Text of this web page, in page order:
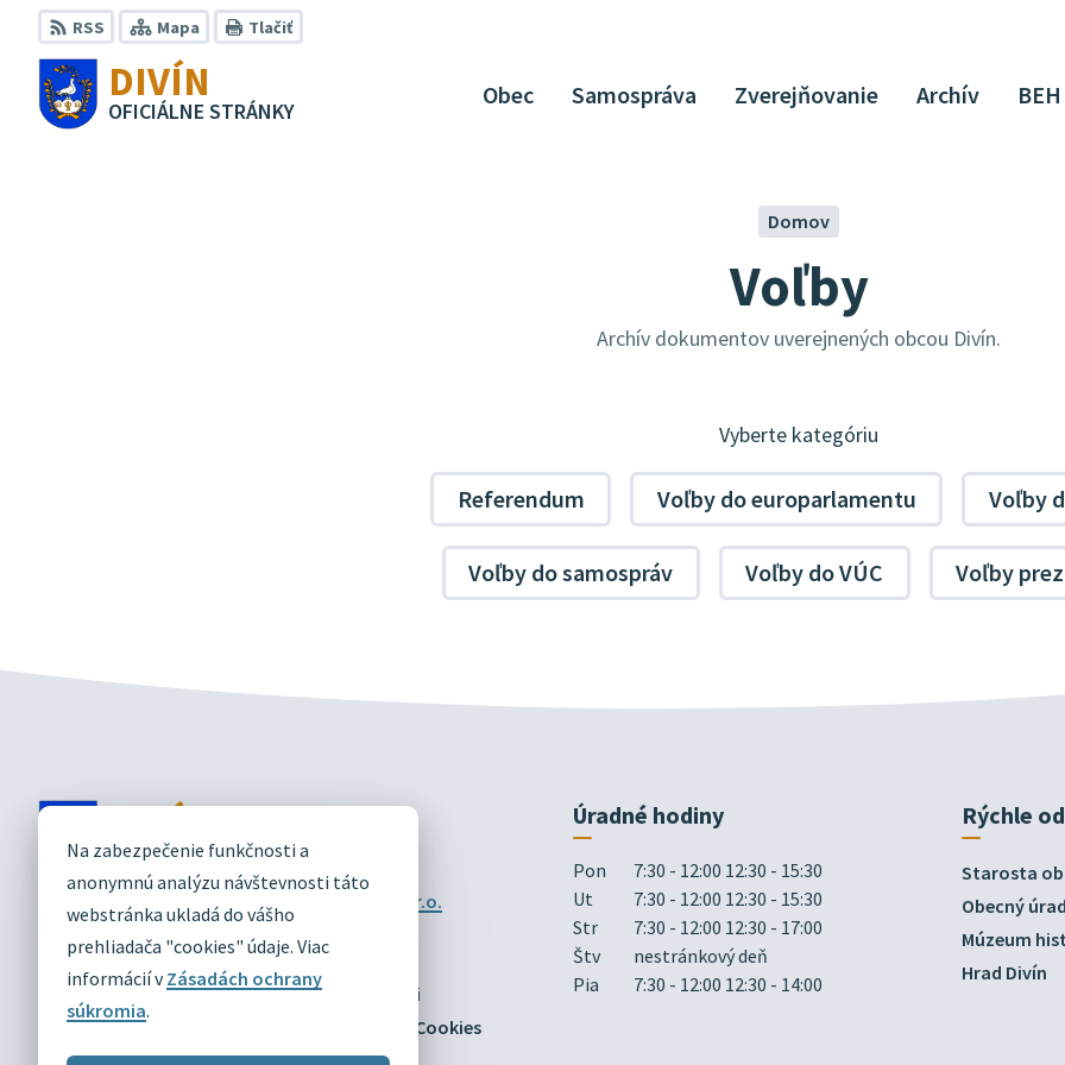
Na zabezpečenie funkčnosti a
anonymnú analýzu návštevnosti táto
webstránka ukladá do vášho
prehliadača "cookies" údaje. Viac
informácií vZásadách ochrany
súkromia.
Preskočiť
na
obsah
RSS Mapa Tlačiť
DIVÍN
OFICIÁLNE STRÁNKY
Obec Samospráva Zverejňovanie Archív BEH
Voľby
Archív dokumentov uverejnených obcou Divín.
Domov
Vyberte kategóriu
Referendum Voľby do europarlamentu Voľby
Voľby do samospráv Voľby do VÚC Voľby
DIVÍN
OFICIÁLNE STRÁNKY
Technický prevádzkovateľ:
Alphabet partner s.r.o.
Správca obsahu:Obec Divín
Posledná aktualizácia:03.08.2026
Mapa
Vyhlásenie o prístupnosti
Zásady ochrany osobných údajov
Nastaviť Cookies
Úradné hodiny
Pon
7:30 - 12:00 12:30 - 15:30
Ut
7:30 - 12:00 12:30 - 15:30
Str
7:30 - 12:00 12:30 - 17:00
Štv
nestránkový deň
Pia
7:30 - 12:00 12:30 - 14:00
Rýchle
Starosta
Obecný úrad
Múzeum
Hrad Divín